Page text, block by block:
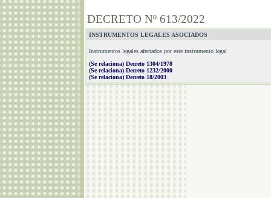
DECRETO Nº 613/2022
INSTRUMENTOS LEGALES ASOCIADOS
Instrumentos legales afectados por este instrumento legal
(Se relaciona) Decreto 1304/1978
(Se relaciona) Decreto 1232/2000
(Se relaciona) Decreto 18/2003